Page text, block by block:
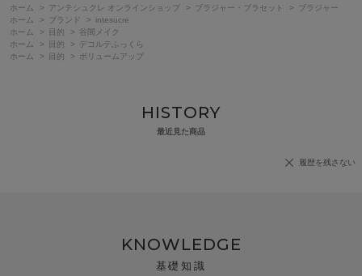
ホーム > アンテシュクレ オンラインショップ > ブラジャー・ブラセット >
ブラジャー
ホーム
> ブランド >
intesucre
ホーム
> 目的 >
谷間メイク
ホーム
> 目的 >
デコルテふっくら
ホーム
> 目的 > ボリュームアップ
HISTORY
最近見た商品
履歴を残さない
KNOWLEDGE
基礎知識